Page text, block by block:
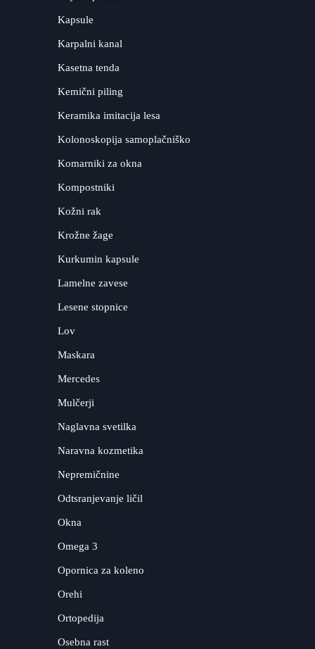
Kapsule
Karpalni kanal
Kasetna tenda
Kemični piling
Keramika imitacija lesa
Kolonoskopija samoplačniško
Komarniki za okna
Kompostniki
Kožni rak
Krožne žage
Kurkumin kapsule
Lamelne zavese
Lesene stopnice
Lov
Maskara
Mercedes
Mulčerji
Naglavna svetilka
Naravna kozmetika
Nepremičnine
Odtsranjevanje ličil
Okna
Omega 3
Opornica za koleno
Orehi
Ortopedija
Osebna rast